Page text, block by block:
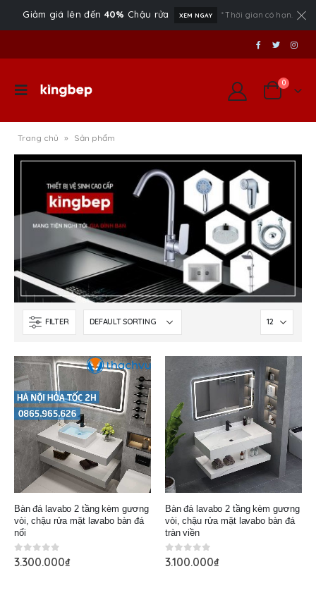
Giảm giá lên đến 40% Chậu rửa XEM NGAY * Thời gian có hạn.
0
Trang chủ » Sản phẩm
FILTER
Bàn đá lavabo 2 tầng kèm gương
vòi, chậu rửa mặt lavabo bàn đá
nổi
0 out of 5
3.300.000₫
Bàn đá lavabo 2 tầng kèm gương
vòi, chậu rửa mặt lavabo bàn đá
tràn viền
0 out of 5
3.100.000₫